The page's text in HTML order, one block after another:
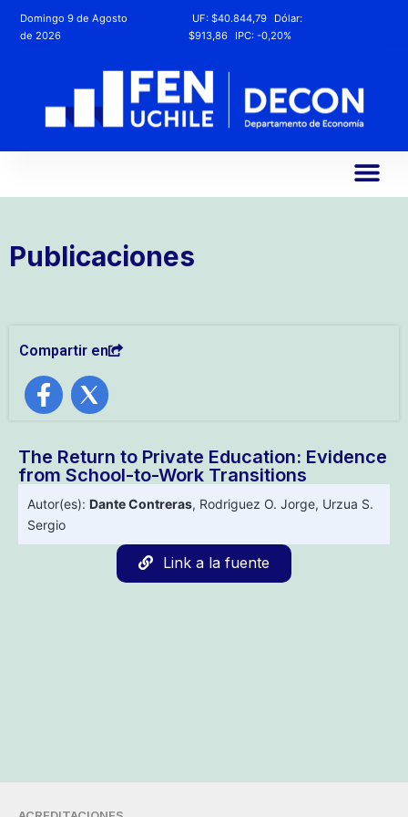
Domingo 9 de Agosto
de 2026
UF:$40.844,79
Dólar:
$913,86
IPC:-0,20%
Publicaciones
Compartir en
The Return to Private Education: Evidence
from School-to-Work Transitions
Autor(es): Dante Contreras, Rodriguez O. Jorge, Urzua S.
Sergio
Link a la fuente